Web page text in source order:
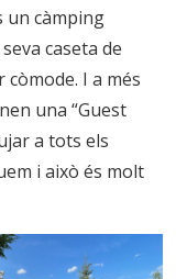
un càmping
caseta de
I a més
una “Guest
a tots els
i això és molt